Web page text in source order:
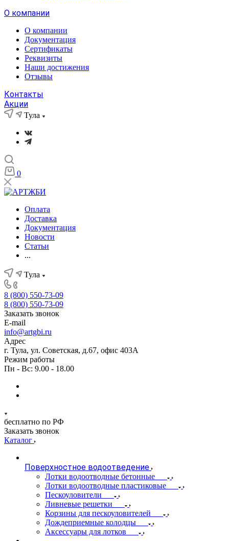
О компании
О компании
Документация
Сертификаты
Реквизиты
Наши достижения
Отзывы
Контакты
Акции
Тула
0
Оплата
Доставка
Документация
Новости
Статьи
...
Тула
8 (800) 550-73-09
8 (800) 550-73-09
Заказать звонок
E-mail
info@artgbi.ru
Адрес
г. Тула, ул. Советская, д.67, офис 403А
Режим работы
Пн - Вс: 9.00 - 18.00
бесплатно по РФ
Заказать звонок
Каталог
Поверхностное водоотведение
Лотки водоотводные бетонные
Лотки водоотводные пластиковые
Пескоуловители
Ливневые решетки
Корзины для пескоуловителей
Дождеприемные колодцы
Аксессуары для лотков